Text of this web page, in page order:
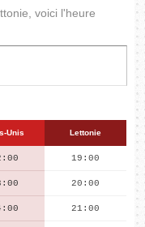
voici l'heure
Unis Lettonie
19:00
20:00
21:00